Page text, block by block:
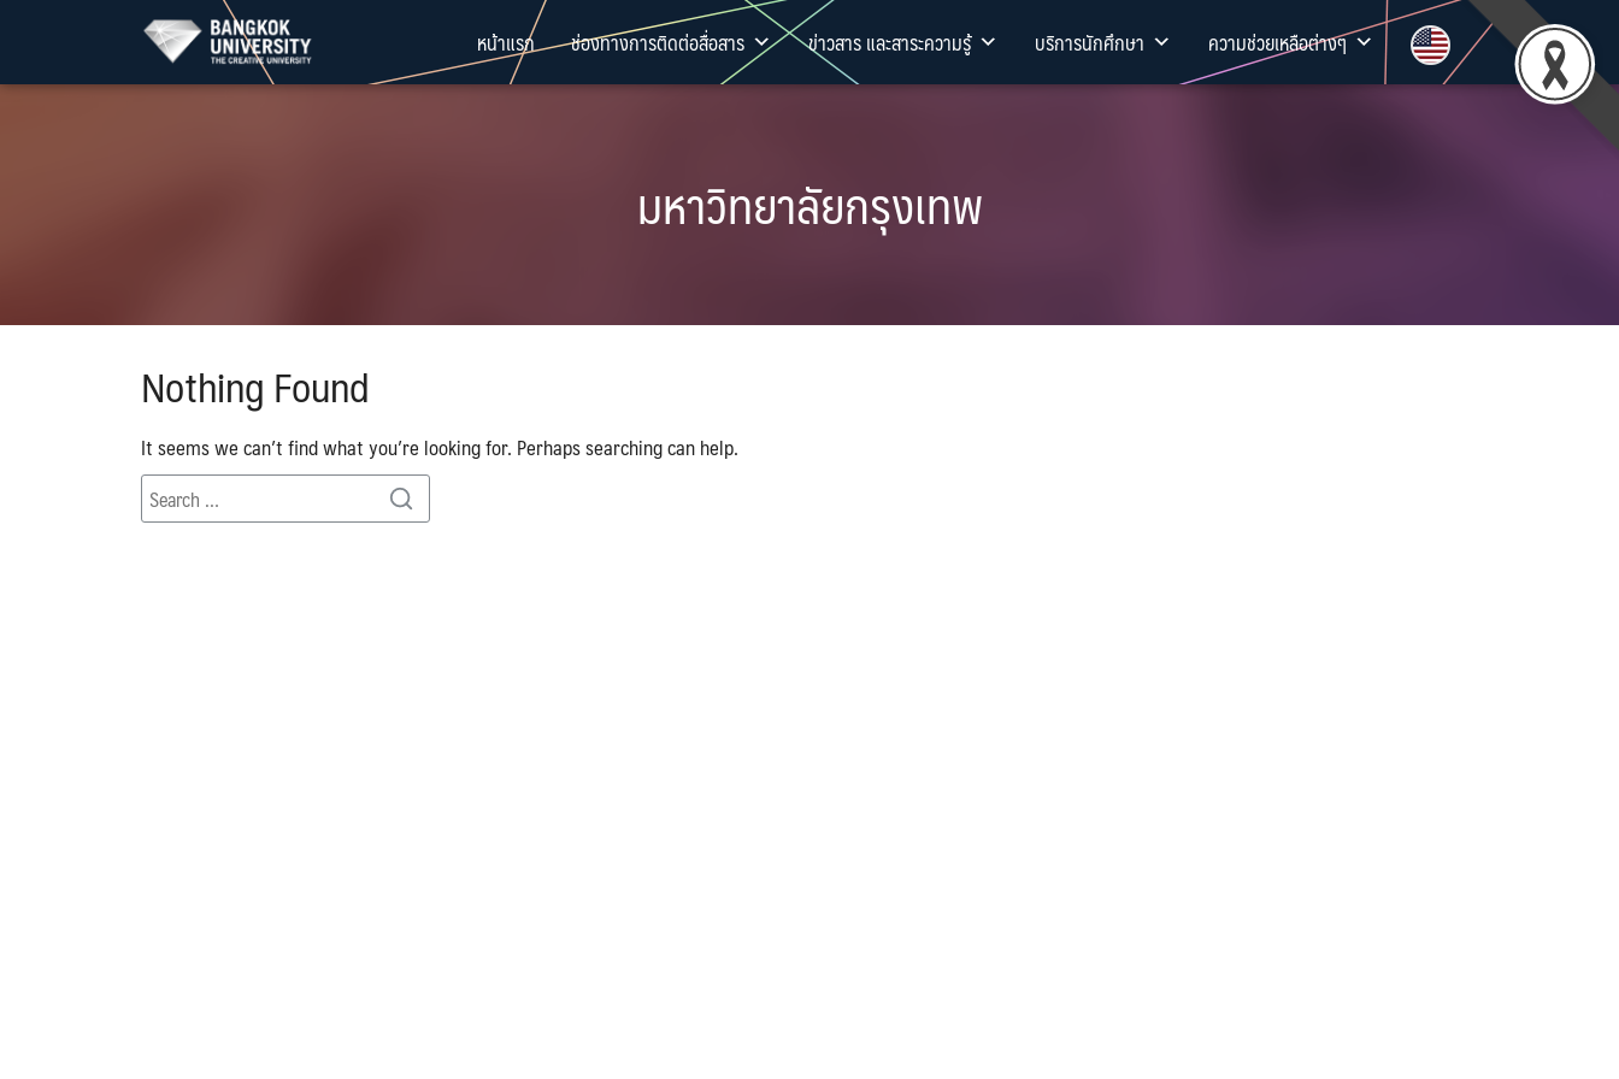
content
หน้าแรก ช่องทางการติดต่อสื่อสาร ข่าวสาร และสาระความรู้ บริการนักศึกษา ความช่วยเหลือต่างๆ
มหาวิทยาลัยกรุงเทพ
Nothing Found
It seems we can’t find what you’re looking for. Perhaps searching can help.
Search
for:
Search